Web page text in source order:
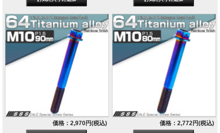
価格：2,970円(税込) 価格：2,772円(税込)